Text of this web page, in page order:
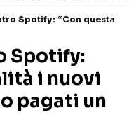
CANZONI
ED EVENTI
SHOW
Spotify: “Con questa
Spotify:
i nuovi
pagati un